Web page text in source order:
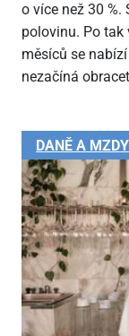
o více než 30
polovinu. Po tak
měsíců se
nezačíná
DANĚ A MZDY